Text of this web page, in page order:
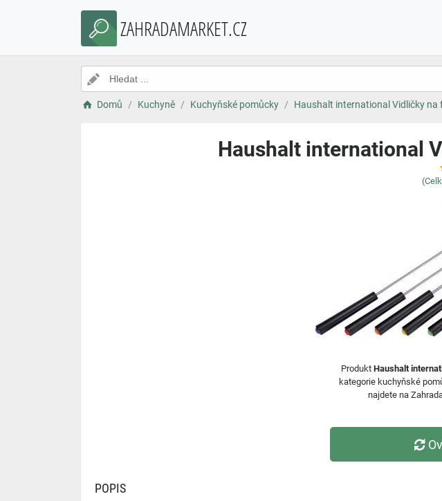
ZAHRADAMARKET.CZ
Domů Kuchyně Kuchyňské pomůcky Haushalt international Vidličky na
Haushalt international
Produkt Haushalt
kategorie kuchyňské
najdete na
POPIS